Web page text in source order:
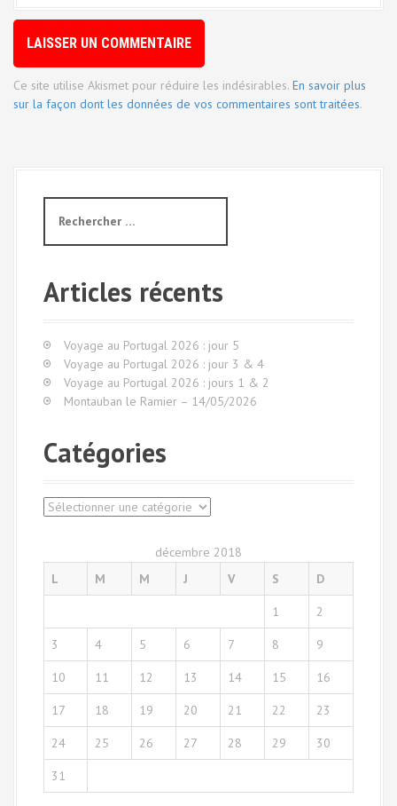
Ce site utilise Akismet pour réduire les indésirables. En savoir plus
sur la façon dont les données de vos commentaires sont traitées.
c
r
e
p
o
u
Articles récents
Voyage au Portugal 2026 : jour 5
Voyage au Portugal 2026 : jour 3 & 4
Voyage au Portugal 2026 : jours 1 & 2
Montauban le Ramier – 14/05/2026
Catégories
C
é
o
décembre 2018
L
M M J V S D
1 2
3 4 5 6 7 8 9
10 11 12 13 14 15 16
17 18 19 20 21 22 23
24 25 26 27 28 29 30
31